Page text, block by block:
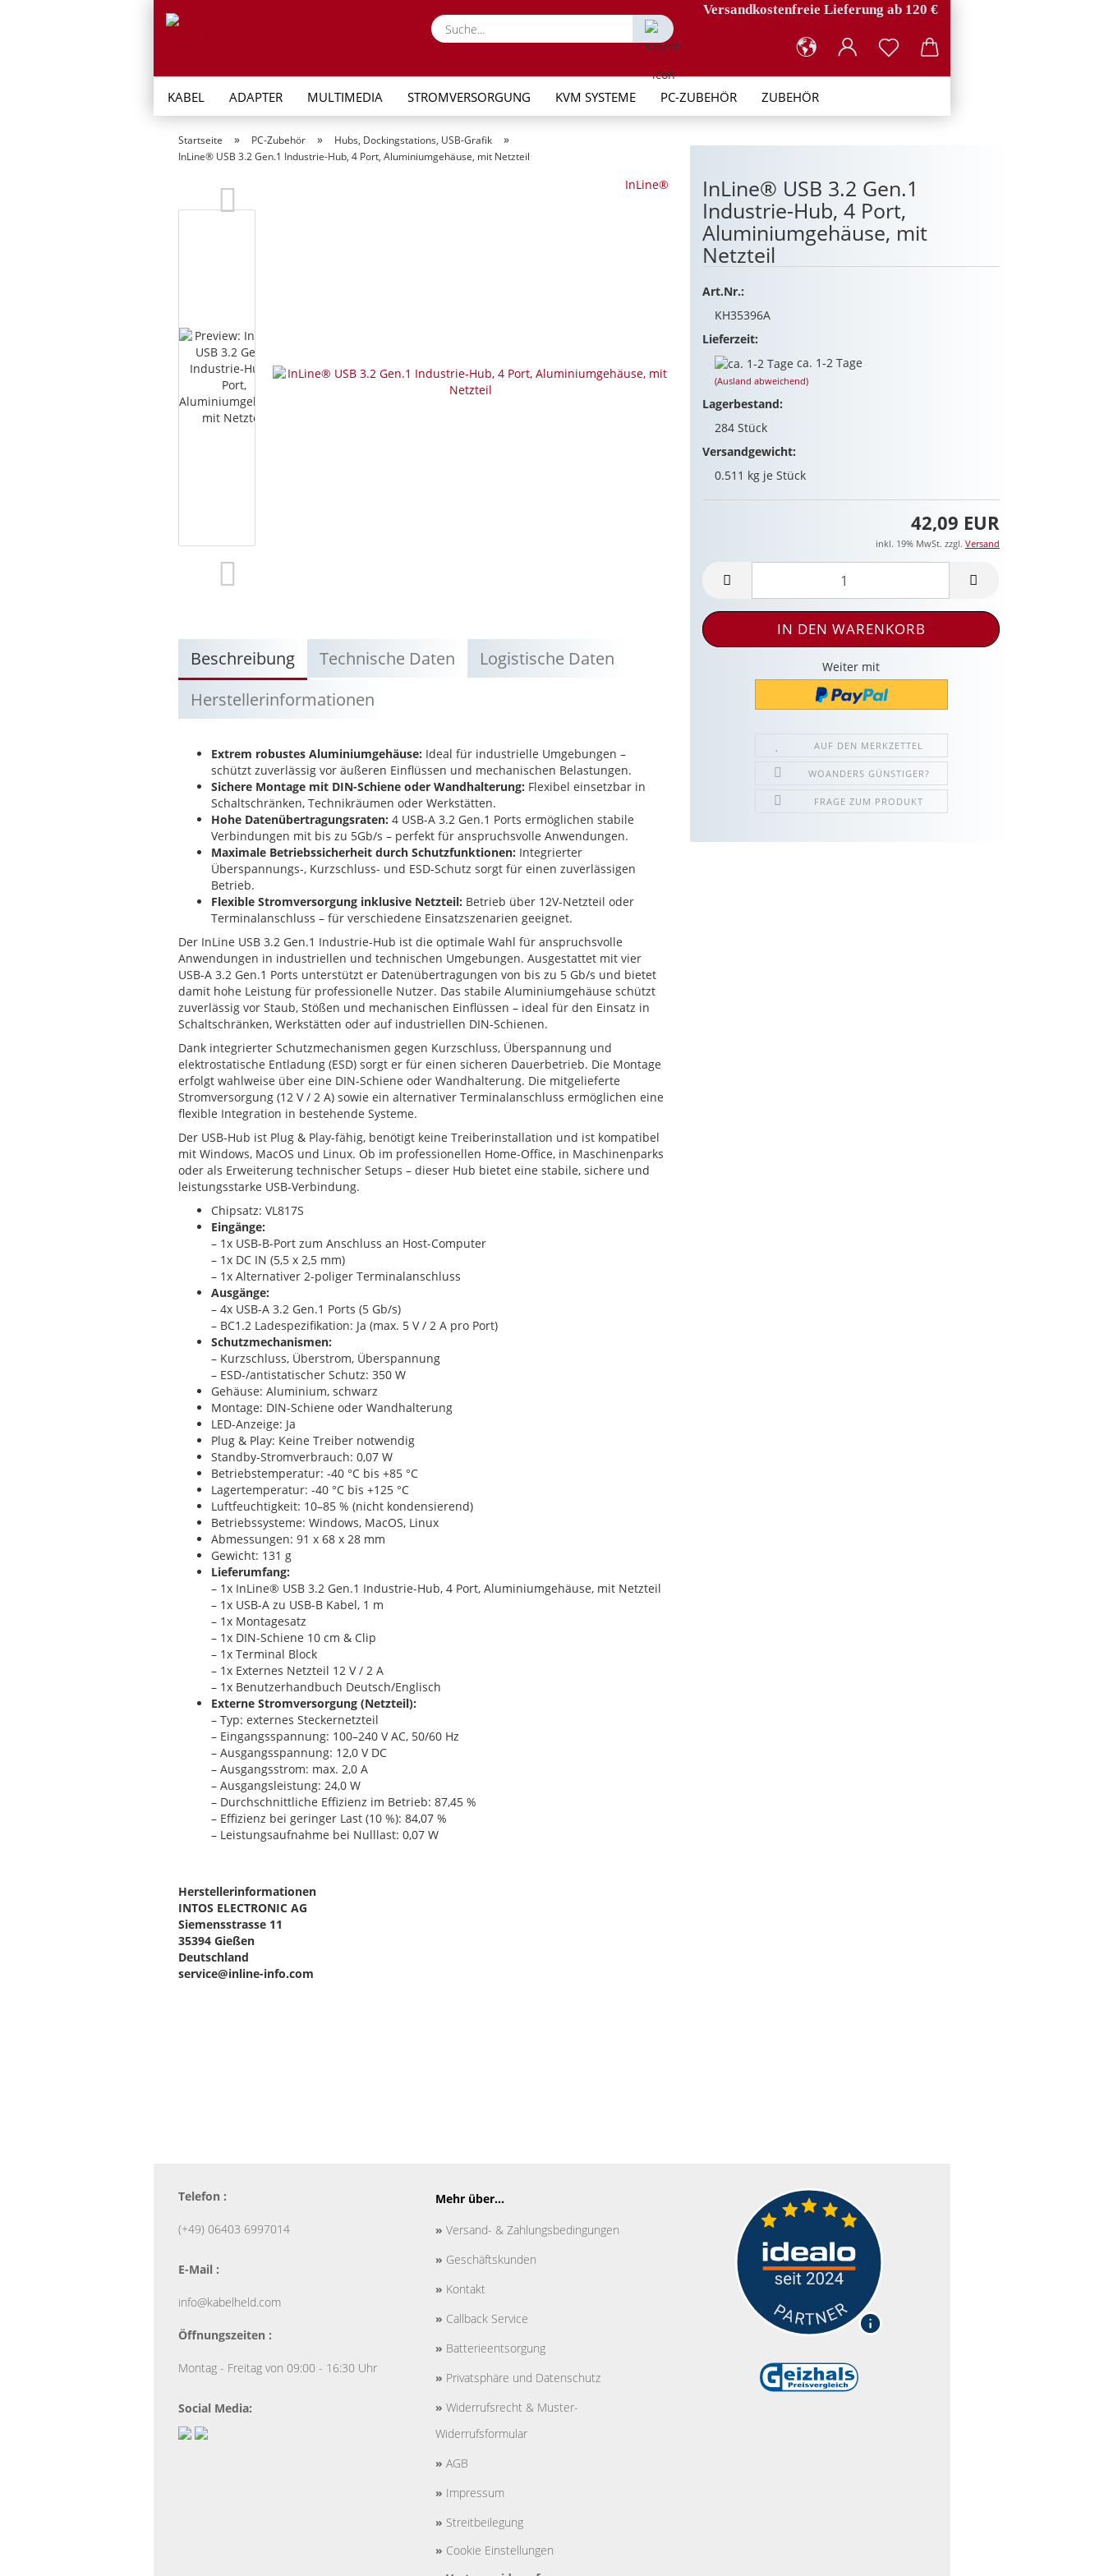
Suche...
Versandkostenfreie Lieferung ab 120 €
KABEL ADAPTER MULTIMEDIA STROMVERSORGUNG KVM SYSTEME PC-ZUBEHÖR ZUBEHÖR
Startseite » PC-Zubehör » Hubs, Dockingstations, USB-Grafik »
InLine® USB 3.2 Gen.1 Industrie-Hub, 4 Port, Aluminiumgehäuse, mit Netzteil
InLine® InLine® USB 3.2 Gen.1
Industrie-Hub, 4 Port,
Aluminiumgehäuse, mit
Netzteil
Art.Nr.:
KH35396A
Lieferzeit:
ca. 1-2 Tage
(Ausland abweichend)
Lagerbestand:
284Stück
Versandgewicht:
0.511 kg je Stück
42,09 EUR
inkl. 19% MwSt. zzgl. Versand
Weiter mit
AUF DEN MERKZETTEL
WOANDERS GÜNSTIGER?
FRAGE ZUM PRODUKT
Beschreibung Technische Daten
Logistische Daten
Herstellerinformationen
Extrem robustes Aluminiumgehäuse: Ideal für industrielle Umgebungen –
schützt zuverlässig vor äußeren Einflüssen und mechanischen Belastungen.
Sichere Montage mit DIN-Schiene oder Wandhalterung: Flexibel einsetzbar in
Schaltschränken, Technikräumen oder Werkstätten.
Hohe Datenübertragungsraten: 4 USB-A 3.2 Gen.1 Ports ermöglichen stabile
Verbindungen mit bis zu 5Gb/s – perfekt für anspruchsvolle Anwendungen.
Maximale Betriebssicherheit durch Schutzfunktionen: Integrierter
Überspannungs-, Kurzschluss- und ESD-Schutz sorgt für einen zuverlässigen
Betrieb.
Flexible Stromversorgung inklusive Netzteil: Betrieb über 12V-Netzteil oder
Terminalanschluss – für verschiedene Einsatzszenarien geeignet.
Der InLine USB 3.2 Gen.1 Industrie-Hub ist die optimale Wahl für anspruchsvolle
Anwendungen in industriellen und technischen Umgebungen. Ausgestattet mit vier
USB-A 3.2 Gen.1 Ports unterstützt er Datenübertragungen von bis zu 5 Gb/s und bietet
damit hohe Leistung für professionelle Nutzer. Das stabile Aluminiumgehäuse schützt
zuverlässig vor Staub, Stößen und mechanischen Einflüssen – ideal für den Einsatz in
Schaltschränken, Werkstätten oder auf industriellen DIN-Schienen.
Dank integrierter Schutzmechanismen gegen Kurzschluss, Überspannung und
elektrostatische Entladung (ESD) sorgt er für einen sicheren Dauerbetrieb. Die Montage
erfolgt wahlweise über eine DIN-Schiene oder Wandhalterung. Die mitgelieferte
Stromversorgung (12 V / 2 A) sowie ein alternativer Terminalanschluss ermöglichen eine
flexible Integration in bestehende Systeme.
Der USB-Hub ist Plug & Play-fähig, benötigt keine Treiberinstallation und ist kompatibel
mit Windows, MacOS und Linux. Ob im professionellen Home-Office, in Maschinenparks
oder als Erweiterung technischer Setups – dieser Hub bietet eine stabile, sichere und
leistungsstarke USB-Verbindung.
Chipsatz: VL817S
Eingänge:
– 1x USB-B-Port zum Anschluss an Host-Computer
– 1x DC IN (5,5 x 2,5 mm)
– 1x Alternativer 2-poliger Terminalanschluss
Ausgänge:
– 4x USB-A 3.2 Gen.1 Ports (5 Gb/s)
– BC1.2 Ladespezifikation: Ja (max. 5 V / 2 A pro Port)
Schutzmechanismen:
– Kurzschluss, Überstrom, Überspannung
– ESD-/antistatischer Schutz: 350 W
Gehäuse: Aluminium, schwarz
Montage: DIN-Schiene oder Wandhalterung
LED-Anzeige: Ja
Plug & Play: Keine Treiber notwendig
Standby-Stromverbrauch: 0,07 W
Betriebstemperatur: -40 °C bis +85 °C
Lagertemperatur: -40 °C bis +125 °C
Luftfeuchtigkeit: 10–85 % (nicht kondensierend)
Betriebssysteme: Windows, MacOS, Linux
Abmessungen: 91 x 68 x 28 mm
Gewicht: 131 g
Lieferumfang:
– 1x InLine® USB 3.2 Gen.1 Industrie-Hub, 4 Port, Aluminiumgehäuse, mit Netzteil
– 1x USB-A zu USB-B Kabel, 1 m
– 1x Montagesatz
– 1x DIN-Schiene 10 cm & Clip
– 1x Terminal Block
– 1x Externes Netzteil 12 V / 2 A
– 1x Benutzerhandbuch Deutsch/Englisch
Externe Stromversorgung (Netzteil):
– Typ: externes Steckernetzteil
– Eingangsspannung: 100–240 V AC, 50/60 Hz
– Ausgangsspannung: 12,0 V DC
– Ausgangsstrom: max. 2,0 A
– Ausgangsleistung: 24,0 W
– Durchschnittliche Effizienz im Betrieb: 87,45 %
– Effizienz bei geringer Last (10 %): 84,07 %
– Leistungsaufnahme bei Nulllast: 0,07 W
Herstellerinformationen
INTOS ELECTRONIC AG
Siemensstrasse 11
35394 Gießen
Deutschland
service@inline-info.com
Telefon :
(+49) 06403 6997014
E-Mail :
info@kabelheld.com
Öffnungszeiten :
Montag - Freitag von 09:00 - 16:30 Uhr
Social Media:
Mehr über...
» Versand- & Zahlungsbedingungen
» Geschäftskunden
» Kontakt
» Callback Service
» Batterieentsorgung
» Privatsphäre und Datenschutz
» Widerrufsrecht & Muster-
Widerrufsformular
» AGB
» Impressum
» Streitbeilegung
» Cookie Einstellungen